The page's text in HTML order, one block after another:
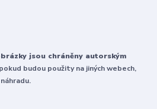
jsou chráněny autorským
budou použity na jiných webech,